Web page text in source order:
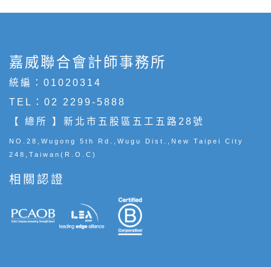
嘉威聯合會計師事務所
統編：01020314
TEL： 02 2299-5888
【 總所 】新北市五股區五工五路28號
NO.28,Wugong 5th Rd.,Wugu Dist.,New Taipei City
248,Taiwan(R.O.C)
相關認證